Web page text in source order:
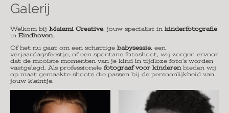
Galerij
Welkom bij Maiami Creative, jouw specialist in kinderfotografie
in Eindhoven.
Of het nu gaat om een schattige babysessie, een
verjaardagsfeestje, of een spontane fotoshoot, wij zorgen ervoor
dat de mooiste momenten van je kind in tijdloze foto’s worden
vastgelegd. Als professionele fotograaf voor kinderenbieden wij
op maat gemaakte shoots die passen bij de persoonlijkheid van
jouw kleintje.